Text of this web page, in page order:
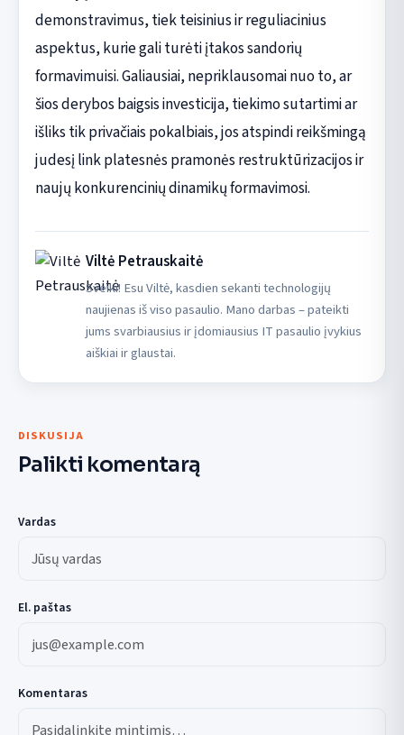
demonstravimus, tiek teisinius ir reguliacinius
aspektus, kurie gali turėti įtakos sandorių
formavimuisi. Galiausiai, nepriklausomai nuo to, ar
šios derybos baigsis investicija, tiekimo sutartimi ar
išliks tik privačiais pokalbiais, jos atspindi reikšmingą
judesį link platesnės pramonės restruktūrizacijos ir
naujų konkurencinių dinamikų formavimosi.
Viltė Petrauskaitė
Sveiki! Esu Viltė, kasdien sekanti technologijų
naujienas iš viso pasaulio. Mano darbas – pateikti
jums svarbiausius ir įdomiausius IT pasaulio įvykius
aiškiai ir glaustai.
DISKUSIJA
Palikti komentarą
Vardas
El. paštas
Komentaras